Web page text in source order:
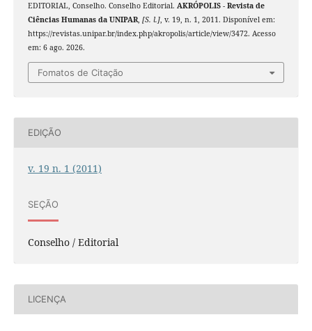
EDITORIAL, Conselho. Conselho Editorial. AKRÓPOLIS - Revista de
Ciências Humanas da UNIPAR, [S. l.], v. 19, n. 1, 2011. Disponível em:
https://revistas.unipar.br/index.php/akropolis/article/view/3472. Acesso
em: 6 ago. 2026.
Fomatos de Citação
EDIÇÃO
v. 19 n. 1 (2011)
SEÇÃO
Conselho / Editorial
LICENÇA